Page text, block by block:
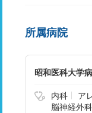
所属病院
昭和医科大学
内科 ア
脳神経外科